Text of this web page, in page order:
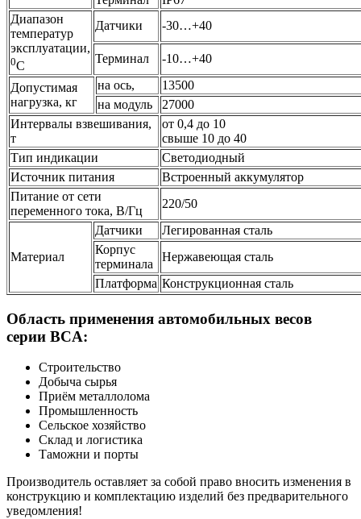
Диапазон
температур
эксплуатации,
0C
Датчики -30…+40
Терминал -10…+40
Допустимая
нагрузка, кг
на ось,
13500
на модуль
27000
Интервалы взвешивания,
т
от 0,4 до 10
свыше 10 до 40
Тип индикации
Светодиодный
Источник питания
Встроенный аккумулятор
Питание от сети
переменного тока, В/Гц
220/50
Материал
Датчики
Легированная сталь
Корпус
терминала
Нержавеющая сталь
Платформа Конструкционная сталь
Область применения автомобильных весов
серии BCA:
Строительство
Добыча сырья
Приём металлолома
Промышленность
Сельское хозяйство
Склад и логистика
Таможни и порты
Производитель оставляет за собой право вносить изменения в
конструкцию и комплектацию изделий без предварительного
уведомления!